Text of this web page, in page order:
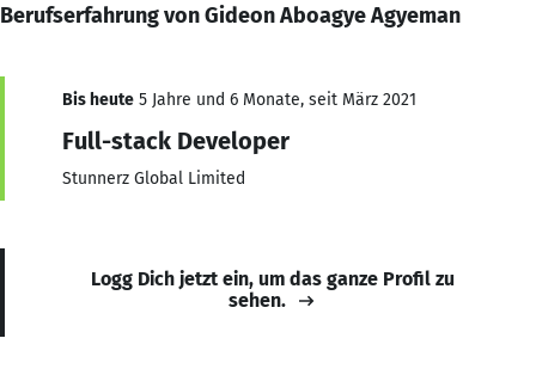
Berufserfahrung von Gideon Aboagye Agyeman
Bis heute 5 Jahre und 6 Monate, seit März 2021
Full-stack Developer
Stunnerz Global Limited
Logg Dich jetzt ein, um das ganze Profil zu
sehen.